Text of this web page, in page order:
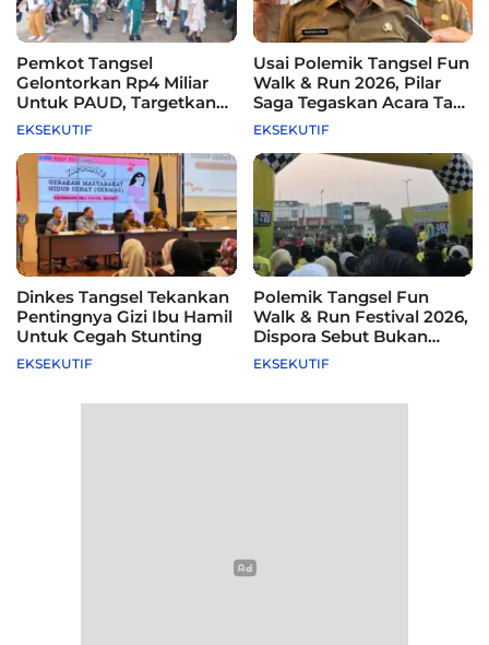
Pemkot Tangsel
Gelontorkan Rp4 Miliar
Untuk PAUD, Targetkan
115 Sekolah
EKSEKUTIF
Usai Polemik Tangsel Fun
Walk & Run 2026, Pilar
Saga Tegaskan Acara Tak
Difasilitasi Pemkot
EKSEKUTIF
Dinkes Tangsel Tekankan
Pentingnya Gizi Ibu Hamil
Untuk Cegah Stunting
EKSEKUTIF
Polemik Tangsel Fun
Walk & Run Festival 2026,
Dispora Sebut Bukan
Agenda Pemkot
EKSEKUTIF